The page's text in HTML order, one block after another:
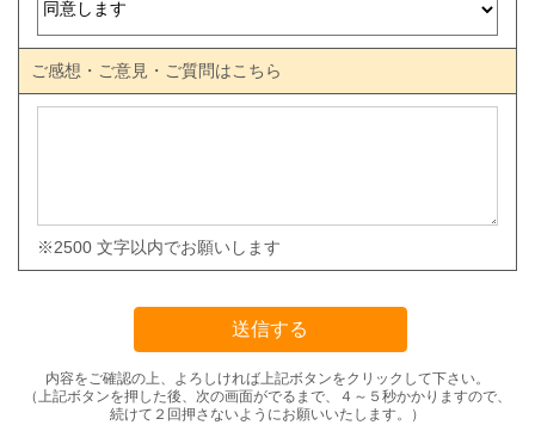
ご感想・ご意見・ご質問はこちら
※2500 文字以内でお願いします
内容をご確認の上、よろしければ上記ボタンをクリックして下さい。
（上記ボタンを押した後、次の画面がでるまで、４～５秒かかりますので、
続けて２回押さないようにお願いいたします。）